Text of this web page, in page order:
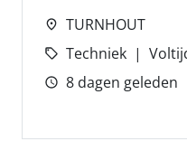
TURNHOUT
Techniek
8 dagen geleden